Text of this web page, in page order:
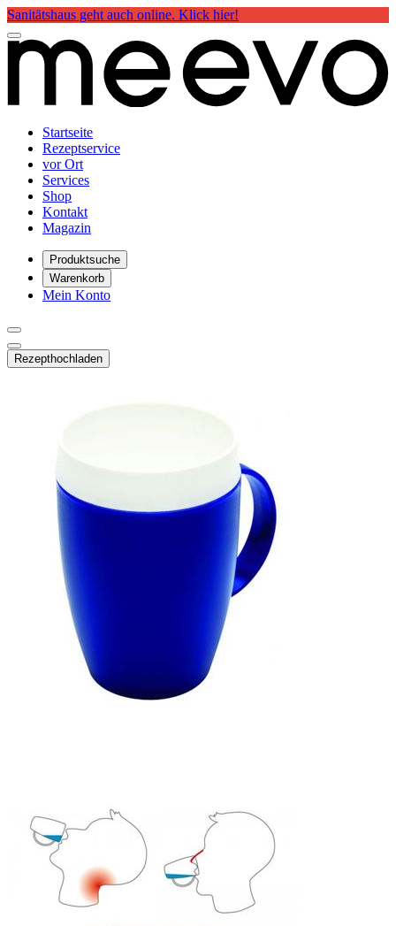
Sanitätshaus geht auch online. Klick hier!
Startseite
Rezeptservice
vor Ort
Services
Shop
Kontakt
Magazin
Produktsuche
Warenkorb
Mein Konto
Rezepthochladen